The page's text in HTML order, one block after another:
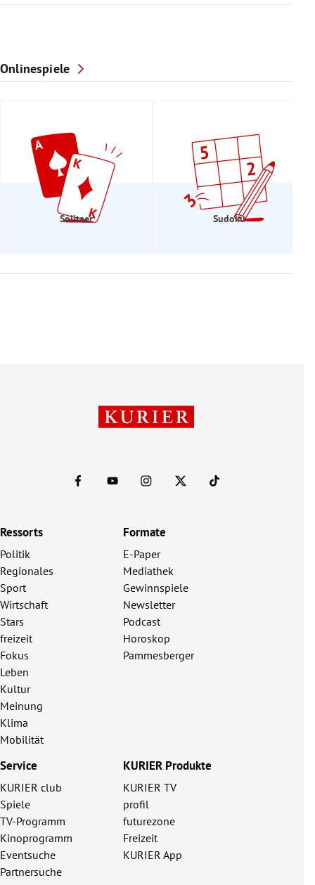
Onlinespiele
Solitaer Sudoku
Ressorts
Politik
Regionales
Sport
Wirtschaft
Stars
freizeit
Fokus
Leben
Kultur
Meinung
Klima
Mobilität
Formate
E-Paper
Mediathek
Gewinnspiele
Newsletter
Podcast
Horoskop
Pammesberger
Service
KURIER club
Spiele
TV-Programm
Kinoprogramm
Eventsuche
Partnersuche
KURIER Produkte
KURIER TV
profil
futurezone
Freizeit
KURIER App